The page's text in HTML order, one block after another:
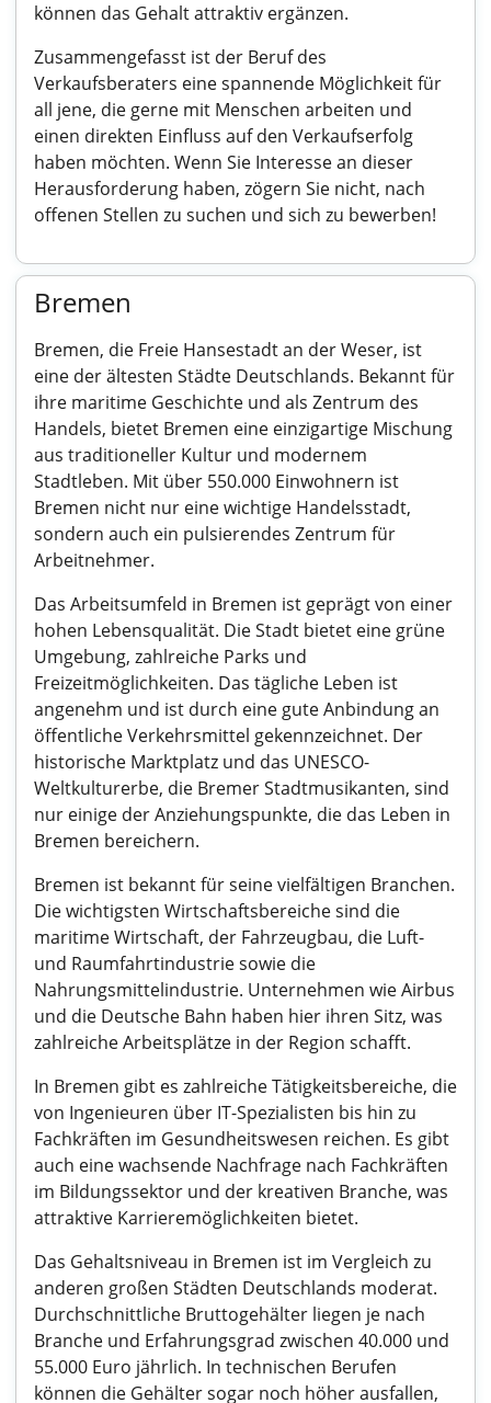
können das Gehalt attraktiv ergänzen.
Zusammengefasst ist der Beruf des
Verkaufsberaters eine spannende Möglichkeit für
all jene, die gerne mit Menschen arbeiten und
einen direkten Einfluss auf den Verkaufserfolg
haben möchten. Wenn Sie Interesse an dieser
Herausforderung haben, zögern Sie nicht, nach
offenen Stellen zu suchen und sich zu bewerben!
Bremen
Bremen, die Freie Hansestadt an der Weser, ist
eine der ältesten Städte Deutschlands. Bekannt für
ihre maritime Geschichte und als Zentrum des
Handels, bietet Bremen eine einzigartige Mischung
aus traditioneller Kultur und modernem
Stadtleben. Mit über 550.000 Einwohnern ist
Bremen nicht nur eine wichtige Handelsstadt,
sondern auch ein pulsierendes Zentrum für
Arbeitnehmer.
Das Arbeitsumfeld in Bremen ist geprägt von einer
hohen Lebensqualität. Die Stadt bietet eine grüne
Umgebung, zahlreiche Parks und
Freizeitmöglichkeiten. Das tägliche Leben ist
angenehm und ist durch eine gute Anbindung an
öffentliche Verkehrsmittel gekennzeichnet. Der
historische Marktplatz und das UNESCO-
Weltkulturerbe, die Bremer Stadtmusikanten, sind
nur einige der Anziehungspunkte, die das Leben in
Bremen bereichern.
Bremen ist bekannt für seine vielfältigen Branchen.
Die wichtigsten Wirtschaftsbereiche sind die
maritime Wirtschaft, der Fahrzeugbau, die Luft-
und Raumfahrtindustrie sowie die
Nahrungsmittelindustrie. Unternehmen wie Airbus
und die Deutsche Bahn haben hier ihren Sitz, was
zahlreiche Arbeitsplätze in der Region schafft.
In Bremen gibt es zahlreiche Tätigkeitsbereiche, die
von Ingenieuren über IT-Spezialisten bis hin zu
Fachkräften im Gesundheitswesen reichen. Es gibt
auch eine wachsende Nachfrage nach Fachkräften
im Bildungssektor und der kreativen Branche, was
attraktive Karrieremöglichkeiten bietet.
Das Gehaltsniveau in Bremen ist im Vergleich zu
anderen großen Städten Deutschlands moderat.
Durchschnittliche Bruttogehälter liegen je nach
Branche und Erfahrungsgrad zwischen 40.000 und
55.000 Euro jährlich. In technischen Berufen
können die Gehälter sogar noch höher ausfallen,